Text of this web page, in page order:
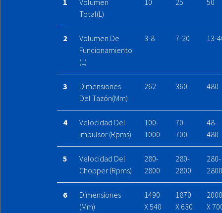
1
Volumen
Total(L)
10 25 50
2
Volumen De
Funcionamiento
(L)
3-8 7-20 13-
3
Dimensiones
Del Tazón(mm)
262 360 480
4
Velocidad Del
Impulsor (rpms)
100-
1000
70-
700
48-
480
5
Velocidad Del
Chopper (rpms)
280-
2800
280-
2800
280-
2800
6
Dimensiones
(mm)
1490
X 540
1870
X 630
2000
X